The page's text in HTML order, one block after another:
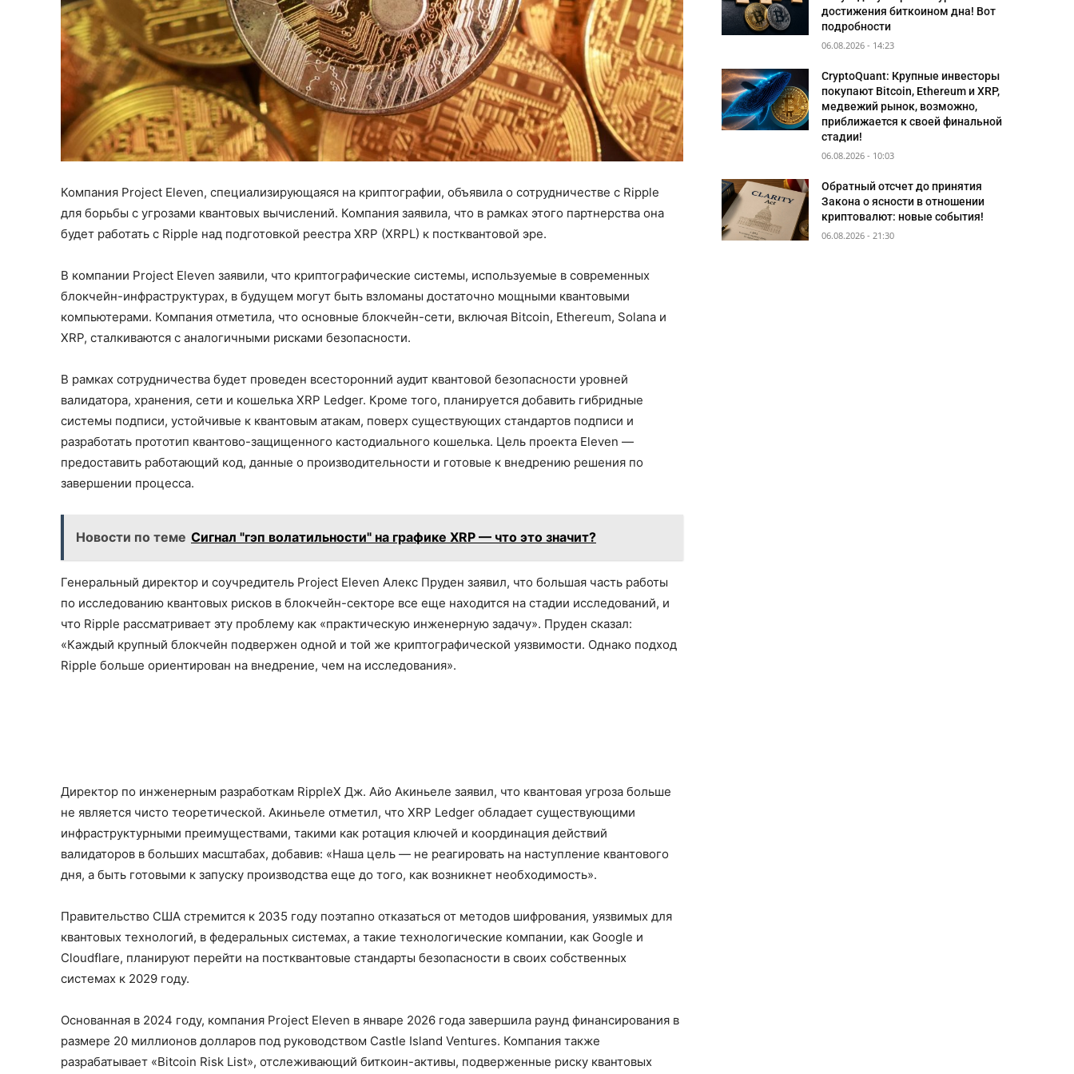
Компания Project Eleven, специализирующаяся на криптографии, объявила о сотрудничестве с Ripple
для борьбы с угрозами квантовых вычислений. Компания заявила, что в рамках этого партнерства она
будет работать с Ripple над подготовкой реестра XRP (XRPL) к постквантовой эре.
В компании Project Eleven заявили, что криптографические системы, используемые в современных
блокчейн-инфраструктурах, в будущем могут быть взломаны достаточно мощными квантовыми
компьютерами. Компания отметила, что основные блокчейн-сети, включая Bitcoin, Ethereum, Solana и
XRP, сталкиваются с аналогичными рисками безопасности.
В рамках сотрудничества будет проведен всесторонний аудит квантовой безопасности уровней
валидатора, хранения, сети и кошелька XRP Ledger. Кроме того, планируется добавить гибридные
системы подписи, устойчивые к квантовым атакам, поверх существующих стандартов подписи и
разработать прототип квантово-защищенного кастодиального кошелька. Цель проекта Eleven —
предоставить работающий код, данные о производительности и готовые к внедрению решения по
завершении процесса.
Новости по теме Сигнал "гэп волатильности" на графике XRP — что это значит?
Генеральный директор и соучредитель Project Eleven Алекс Пруден заявил, что большая часть работы
по исследованию квантовых рисков в блокчейн-секторе все еще находится на стадии исследований, и
что Ripple рассматривает эту проблему как «практическую инженерную задачу». Пруден сказал:
«Каждый крупный блокчейн подвержен одной и той же криптографической уязвимости. Однако подход
Ripple больше ориентирован на внедрение, чем на исследования».
Директор по инженерным разработкам RippleX Дж. Айо Акиньеле заявил, что квантовая угроза больше
не является чисто теоретической. Акиньеле отметил, что XRP Ledger обладает существующими
инфраструктурными преимуществами, такими как ротация ключей и координация действий
валидаторов в больших масштабах, добавив: «Наша цель — не реагировать на наступление квантового
дня, а быть готовыми к запуску производства еще до того, как возникнет необходимость».
Правительство США стремится к 2035 году поэтапно отказаться от методов шифрования, уязвимых для
квантовых технологий, в федеральных системах, а такие технологические компании, как Google и
Cloudflare, планируют перейти на постквантовые стандарты безопасности в своих собственных
системах к 2029 году.
Основанная в 2024 году, компания Project Eleven в январе 2026 года завершила раунд финансирования в
размере 20 миллионов долларов под руководством Castle Island Ventures. Компания также
разрабатывает «Bitcoin Risk List», отслеживающий биткоин-активы, подверженные риску квантовых
достижения биткоином дна! Вот
подробности
06.08.2026 - 14:23
CryptoQuant: Крупные инвесторы
покупают Bitcoin, Ethereum и XRP,
медвежий рынок, возможно,
приближается к своей финальной
стадии!
06.08.2026 - 10:03
Обратный отсчет до принятия
Закона о ясности в отношении
криптовалют: новые события!
06.08.2026 - 21:30